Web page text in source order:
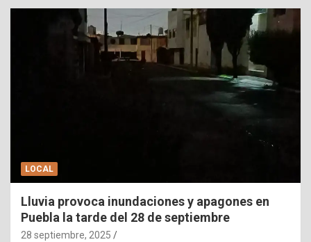
LOCAL
Lluvia provoca inundaciones y apagones en
Puebla la tarde del 28 de septiembre
28 septiembre, 2025